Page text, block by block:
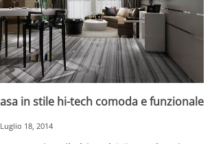
in stile hi-tech comoda e funzionale
Luglio 18, 2014